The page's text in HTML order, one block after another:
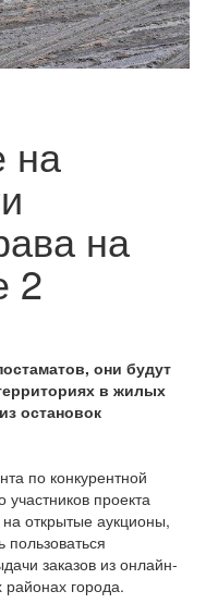
на
на
2
они будут
в жилых
остановок
по конкурентной
проекта
открытые аукционы,
пользоваться
заказов из онлайн-
районах города.